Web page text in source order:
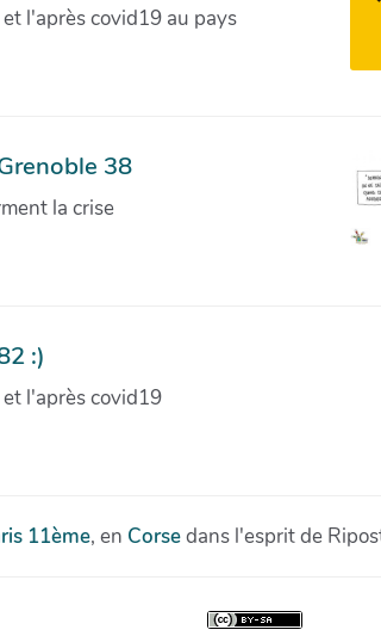
l'après covid19 au pays
38
la crise
:)
l'après covid19
11ème, en Corsedans l'esprit de